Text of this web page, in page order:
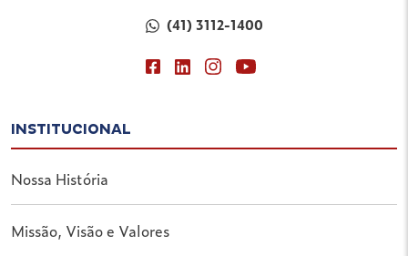
(41) 3112-1400
INSTITUCIONAL
Nossa História
Missão, Visão e Valores